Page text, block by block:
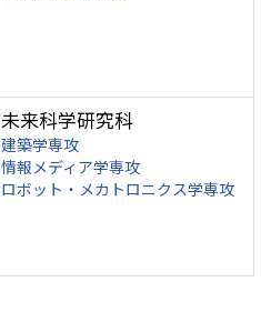
未来科学研究科
建築学専攻
情報メディア学専攻
ロボット・メカトロニクス学専攻